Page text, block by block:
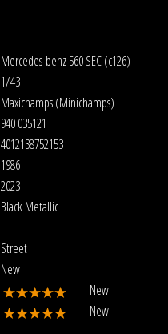
Mercedes-benz 560 SEC (c126)
1/43
Maxichamps (Minichamps)
940 035121
4012138752153
1986
2023
Black Metallic
Street
New
New
New